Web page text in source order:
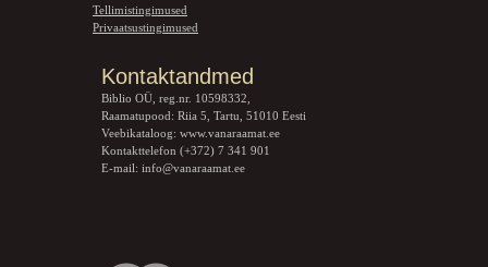
Tellimistingimused
Privaatsustingimused
Kontaktandmed
Biblio OÜ, reg.nr. 10598332,
Raamatupood: Riia 5, Tartu, 51010 Eesti
Veebikataloog: www.vanaraamat.ee
Kontakttelefon (+372) 7 341 901
E-mail: info@vanaraamat.ee